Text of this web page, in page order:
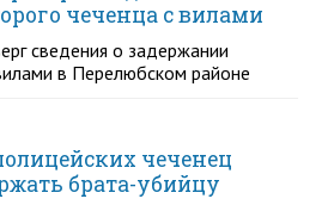
чеченца с вилами
сведения о задержании
в Перелюбском районе
чеченец
брата-убийцу